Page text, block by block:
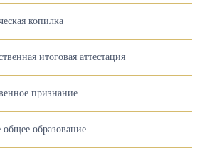
копилка
итоговая аттестация
признание
общее образование